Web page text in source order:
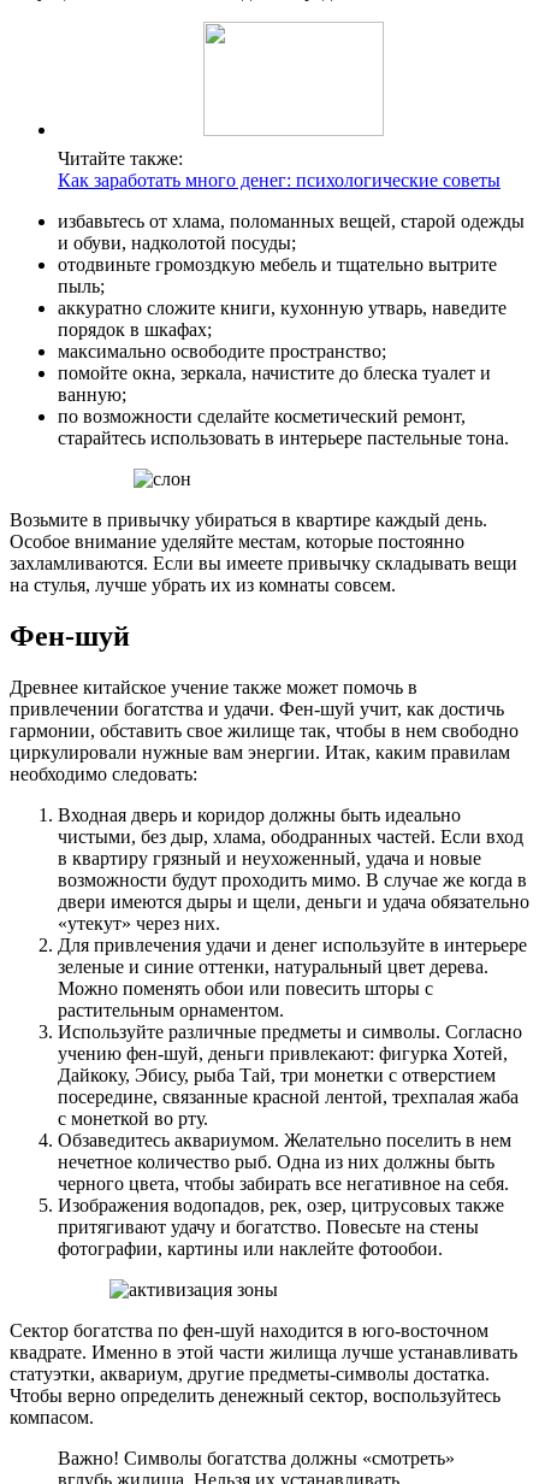
Читайте также:
Как заработать много денег: психологические советы
избавьтесь от хлама, поломанных вещей, старой одежды
и обуви, надколотой посуды;
отодвиньте громоздкую мебель и тщательно вытрите
пыль;
аккуратно сложите книги, кухонную утварь, наведите
порядок в шкафах;
максимально освободите пространство;
помойте окна, зеркала, начистите до блеска туалет и
ванную;
по возможности сделайте косметический ремонт,
старайтесь использовать в интерьере пастельные тона.
Возьмите в привычку убираться в квартире каждый день.
Особое внимание уделяйте местам, которые постоянно
захламливаются. Если вы имеете привычку складывать вещи
на стулья, лучше убрать их из комнаты совсем.
Фен-шуй
Древнее китайское учение также может помочь в
привлечении богатства и удачи. Фен-шуй учит, как достичь
гармонии, обставить свое жилище так, чтобы в нем свободно
циркулировали нужные вам энергии. Итак, каким правилам
необходимо следовать:
Входная дверь и коридор должны быть идеально
чистыми, без дыр, хлама, ободранных частей. Если вход
в квартиру грязный и неухоженный, удача и новые
возможности будут проходить мимо. В случае же когда в
двери имеются дыры и щели, деньги и удача обязательно
«утекут» через них.
Для привлечения удачи и денег используйте в интерьере
зеленые и синие оттенки, натуральный цвет дерева.
Можно поменять обои или повесить шторы с
растительным орнаментом.
Используйте различные предметы и символы. Согласно
учению фен-шуй, деньги привлекают: фигурка Хотей,
Дайкоку, Эбису, рыба Тай, три монетки с отверстием
посередине, связанные красной лентой, трехпалая жаба
с монеткой во рту.
Обзаведитесь аквариумом. Желательно поселить в нем
нечетное количество рыб. Одна из них должны быть
черного цвета, чтобы забирать все негативное на себя.
Изображения водопадов, рек, озер, цитрусовых также
притягивают удачу и богатство. Повесьте на стены
фотографии, картины или наклейте фотообои.
Сектор богатства по фен-шуй находится в юго-восточном
квадрате. Именно в этой части жилища лучше устанавливать
статуэтки, аквариум, другие предметы-символы достатка.
Чтобы верно определить денежный сектор, воспользуйтесь
компасом.
Важно! Символы богатства должны «смотреть»